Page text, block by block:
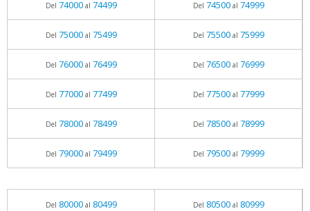
Del 74000al 74499 Del 74500al 74999
Del 75000al 75499 Del 75500al 75999
Del 76000al 76499 Del 76500al 76999
Del 77000al 77499 Del 77500al 77999
Del 78000al 78499 Del 78500al 78999
Del 79000al 79499 Del 79500al 79999
Del 80000al 80499 Del 80500al 80999